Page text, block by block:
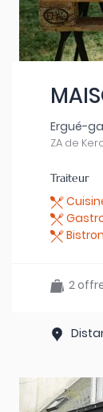
Ergué-
ZA de
Traiteur
2